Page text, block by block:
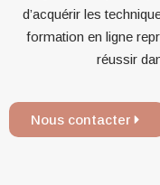
d’acquérir les
formation en ligne
réussir
Nous contacter